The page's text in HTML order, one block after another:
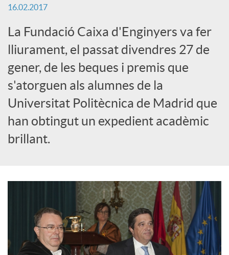
x
e
s
S
o
c
a
16.02.2017
La Fundació Caixa d'Enginyers va fer
lliurament, el passat divendres 27 de
gener, de les beques i premis que
s'atorguen als alumnes de la
Universitat Politècnica de Madrid que
han obtingut un expedient acadèmic
brillant.